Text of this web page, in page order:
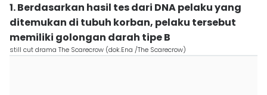
1. Berdasarkan hasil tes dari DNA pelaku yang
ditemukan di tubuh korban, pelaku tersebut
memiliki golongan darah tipe B
still cut drama The Scarecrow (dok.Ena /The Scarecrow)